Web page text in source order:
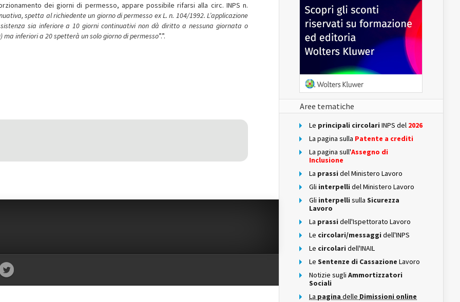
dei giorni di permesso, appare possibile rifarsi alla circ. INPS n.
spetta al richiedente un giorno di permesso ex L. n. 104/1992. L’applicazione
sia inferiore a 10 giorni continuativi non dà diritto a nessuna giornata o
ma inferiori a 20 spetterà un solo giorno di permesso”.”.
Aree tematiche
Le principali circolari INPS del 2026
La pagina sulla Patente a crediti
La pagina sull'Assegno di
Inclusione
La prassi del Ministero Lavoro
Gli interpelli del Ministero Lavoro
Gli interpelli sulla Sicurezza
Lavoro
La prassi dell'Ispettorato Lavoro
Le circolari/messaggi dell'INPS
Le circolari dell'INAIL
Le Sentenze di Cassazione Lavoro
Notizie sugli Ammortizzatori
Sociali
La pagina delle Dimissioni online